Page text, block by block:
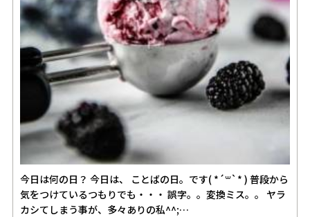
今日は何の日？ 今日は、 ことばの日。です( *´꒳`* ) 普段から
気をつけているつもりでも・・・ 誤字。。変換ミス。。 ヤラ
カシてしまう事が、多々ありの私^^;…